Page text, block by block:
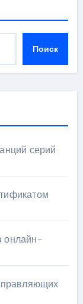
Поиск
серий
онлайн-